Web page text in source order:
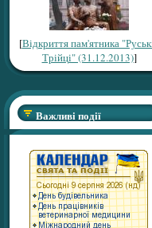
[Відкриття пам'ятника
Трійці" (31.12.2013)]
Важливі події